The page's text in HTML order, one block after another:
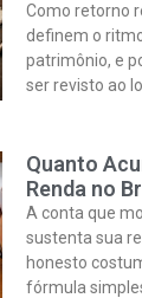
Como retorno
definem o
patrimônio, e
ser revisto ao
Quanto
Renda no
A conta que
sustenta sua
honesto
fórmula